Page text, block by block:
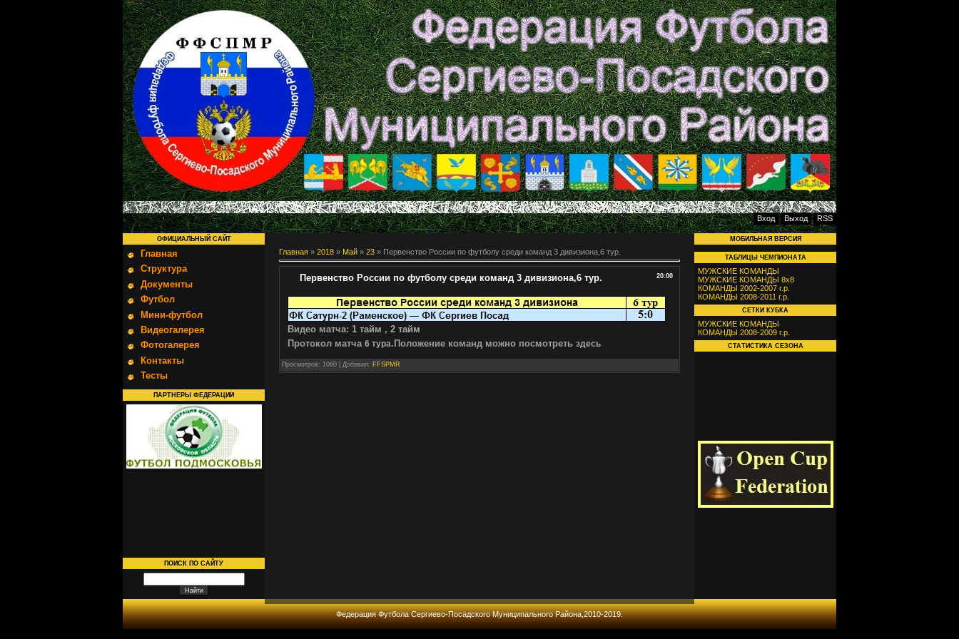
Вход Выход RSS
ОФИЦИАЛЬНЫЙ САЙТ
Главная
Структура
Документы
Футбол
Мини-футбол
Видеогалерея
Фотогалерея
Контакты
Тесты
ПАРТНЕРЫ ФЕДЕРАЦИИ
ПОИСК ПО САЙТУ
Главная » 2018 » Май » 23 » Первенство России по футболу среди команд 3 дивизиона,6 тур.
20:00
Первенство России по футболу среди команд 3 дивизиона,6 тур.
Видео матча: 1 тайм , 2 тайм
Протокол матча 6 тура.Положение команд можно посмотреть здесь
Просмотров: 1060 | Добавил: FFSPMR
МОБИЛЬНАЯ ВЕРСИЯ
ТАБЛИЦЫ ЧЕМПИОНАТА
МУЖСКИЕ КОМАНДЫ
МУЖСКИЕ КОМАНДЫ 8х8
КОМАНДЫ 2002-2007 г.р.
КОМАНДЫ 2008-2011 г.р.
СЕТКИ КУБКА
МУЖСКИЕ КОМАНДЫ
КОМАНДЫ 2008-2009 г.р.
СТАТИСТИКА СЕЗОНА
Федерация Футбола Сергиево-Посадского Муниципального Района,2010-2019.